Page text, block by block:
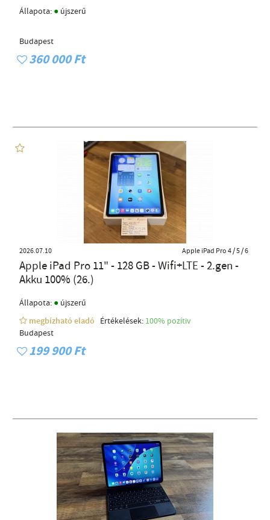
Állapota: ● újszerű
Budapest
360 000 Ft
2026.07.10 Apple iPad Pro 4 / 5 / 6
Apple iPad Pro 11" - 128 GB - Wifi+LTE - 2.gen -
Akku 100% (26.)
Állapota: ● újszerű
megbízható eladó
Értékelések: 100% pozítiv
Budapest
199 900 Ft